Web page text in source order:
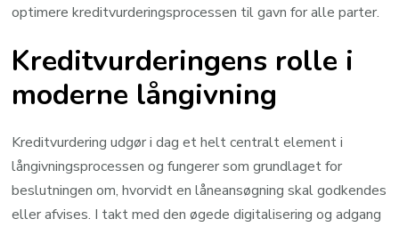
optimere kreditvurderingsprocessen til gavn for alle parter.
Kreditvurderingens rolle i
moderne långivning
Kreditvurdering udgør i dag et helt centralt element i
långivningsprocessen og fungerer som grundlaget for
beslutningen om, hvorvidt en låneansøgning skal godkendes
eller afvises. I takt med den øgede digitalisering og adgang